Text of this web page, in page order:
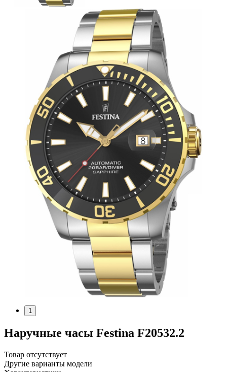
1
Наручные часы Festina F20532.2
Товар отсутствует
Другие варианты модели